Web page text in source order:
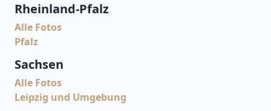
Rheinland-Pfalz
Alle Fotos
Pfalz
Sachsen
Alle Fotos
Leipzig und Umgebung